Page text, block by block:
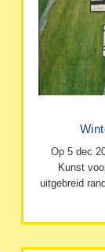
Op 5 dec
Kunst
uitgebreid